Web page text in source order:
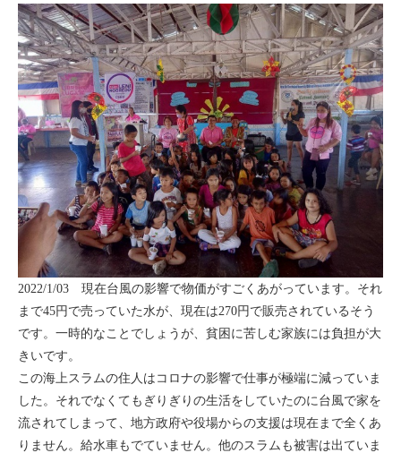
2022/1/03 現在台風の影響で物価がすごくあがっています。それ
まで45円で売っていた水が、現在は270円で販売されているそう
です。一時的なことでしょうが、貧困に苦しむ家族には負担が大
きいです。
この海上スラムの住人はコロナの影響で仕事が極端に減っていま
した。それでなくてもぎりぎりの生活をしていたのに台風で家を
流されてしまって、地方政府や役場からの支援は現在まで全くあ
りません。給水車もでていません。他のスラムも被害は出ていま